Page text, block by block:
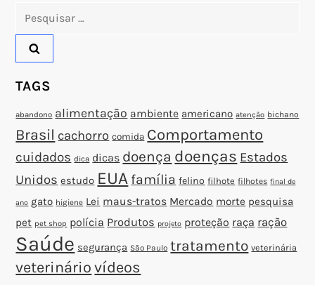
s
t
Pesquisar
TAGS
abandono alimentação ambiente americano atenção bichano
Brasil cachorro comida Comportamento
cuidados dica dicas doença doenças Estados
Unidos estudo EUA família felino filhote filhotes final de
ano gato higiene Lei maus-tratos Mercado morte pesquisa
pet pet shop polícia Produtos projeto proteção raça ração
Saúde segurança São Paulo tratamento veterinária
veterinário vídeos